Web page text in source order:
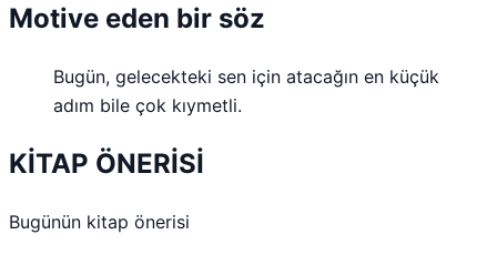
Motive eden bir söz
Bugün, gelecekteki sen için atacağın en küçük
adım bile çok kıymetli.
KİTAP ÖNERİSİ
Bugünün kitap önerisi